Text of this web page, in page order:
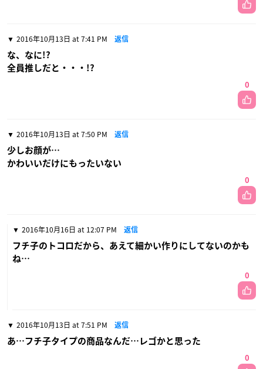
2016年10月13日 at 7:41 PM 返信
な、なに!?
全員推しだと・・・!?
0
2016年10月13日 at 7:50 PM 返信
少しお顔が…
かわいいだけにもったいない
0
2016年10月16日 at 12:07 PM 返信
フチ子のトコロだから、あえて細かい作りにしてないのかも
ね…
0
2016年10月13日 at 7:51 PM 返信
あ…フチ子タイプの商品なんだ…レゴかと思った
0